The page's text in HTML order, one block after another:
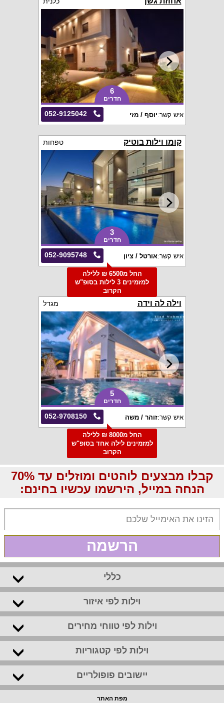
6
חדרים
052-9125042 איש קשר:יוסף / מזי
קומו וילות בוטיק טפחות
3
חדרים
052-9095748 איש קשר:אורטל / ציון
החל מ6500 ₪ ללילה
למזמינים 3 לילות בסופ"ש
הקרוב
וילה לה וידה מגדל
5
חדרים
052-9708150 איש קשר:זוהר / משה
החל מ8000 ₪ ללילה
למזמינים לילה אחד בסופ"ש
הקרוב
קבלו מבצעים לוהטים ומוזלים עד 70%
הנחה במייל, הירשמו עכשיו בחינם:
הרשמה
כללי
וילות לפי איזור
וילות לפי טווחי מחירים
וילות לפי קטגוריות
יישובים פופולריים
מפת האתר